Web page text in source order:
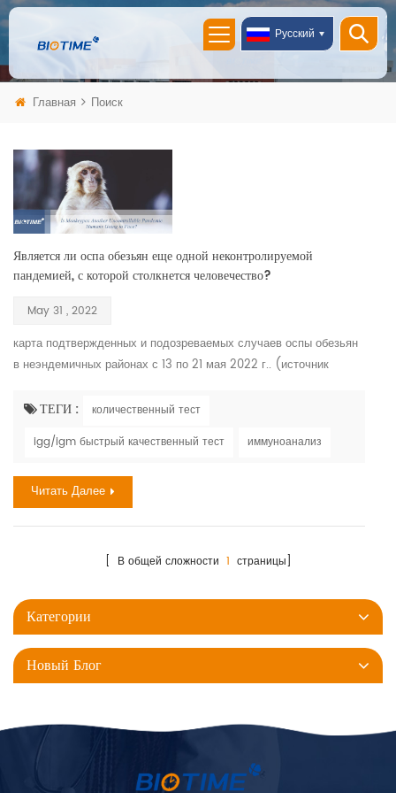
Русский
Главная Поиск
Является ли оспа обезьян еще одной неконтролируемой
пандемией, с которой столкнется человечество?
May 31 , 2022
карта подтвержденных и подозреваемых случаев оспы обезьян
в неэндемичных районах с 13 по 21 мая 2022 г.. (источник
обезьян был впервые выделен и идентифицирован в 1958 году,
исследовательский центр в Дании, заболели ., однако , первый
ког...
ТЕГИ :
количественный тест
igg/igm быстрый качественный тест
иммуноанализ
Читать Далее
[ В общей сложности 1 страницы]
Категории
Новый Блог